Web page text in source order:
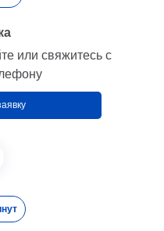
или свяжитесь с